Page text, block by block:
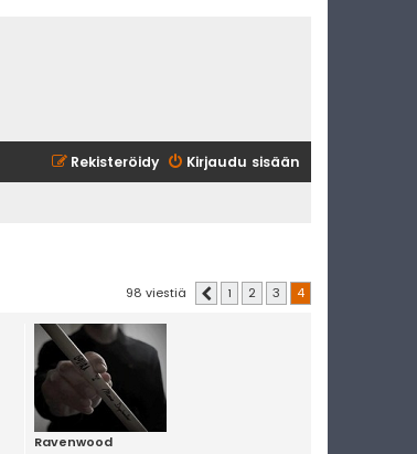
Kirjaudu sisään
Rekisteröidy
98 viestiä Edellinen
1 2 3 4
Ravenwood